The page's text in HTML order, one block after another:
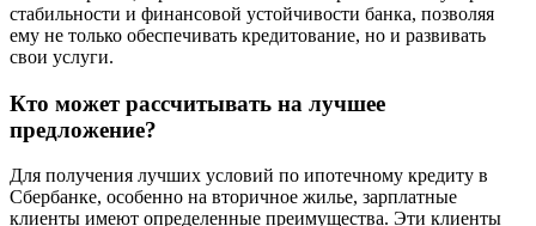
стабильности и финансовой устойчивости банка, позволяя
ему не только обеспечивать кредитование, но и развивать
свои услуги.
Кто может рассчитывать на лучшее
предложение?
Для получения лучших условий по ипотечному кредиту в
Сбербанке, особенно на вторичное жилье, зарплатные
клиенты имеют определенные преимущества. Эти клиенты